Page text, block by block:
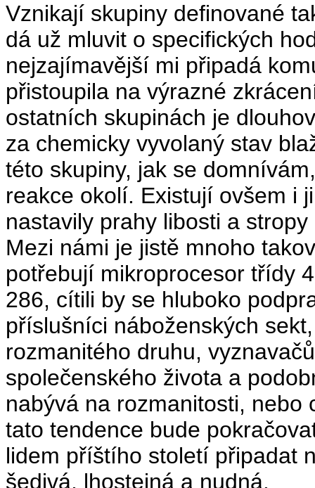
Vznikají skupiny definované
dá už mluvit o specifických
nejzajímavější mi připadá
přistoupila na výrazné
ostatních skupinách je
za chemicky vyvolaný stav
této skupiny, jak se
reakce okolí. Existují ovšem i
nastavily prahy libosti a
Mezi námi je jistě mnoho
potřebují mikroprocesor třídy
286, cítili by se hluboko
příslušníci náboženských
rozmanitého druhu,
společenského života a
nabývá na rozmanitosti, nebo
tato tendence bude
lidem příštího století připadat
šedivá, lhostejná a nudná.